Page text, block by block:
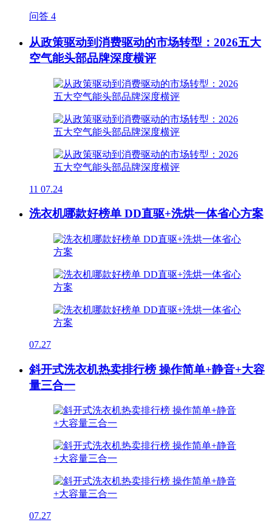
问答 4
从政策驱动到消费驱动的市场转型：2026五大
空气能头部品牌深度横评
11 07.24
洗衣机哪款好榜单 DD直驱+洗烘一体省心方案
07.27
斜开式洗衣机热卖排行榜 操作简单+静音+大容
量三合一
07.27